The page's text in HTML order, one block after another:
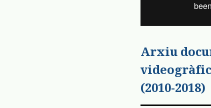
Arxiu
videogràfic
(2010-2018)